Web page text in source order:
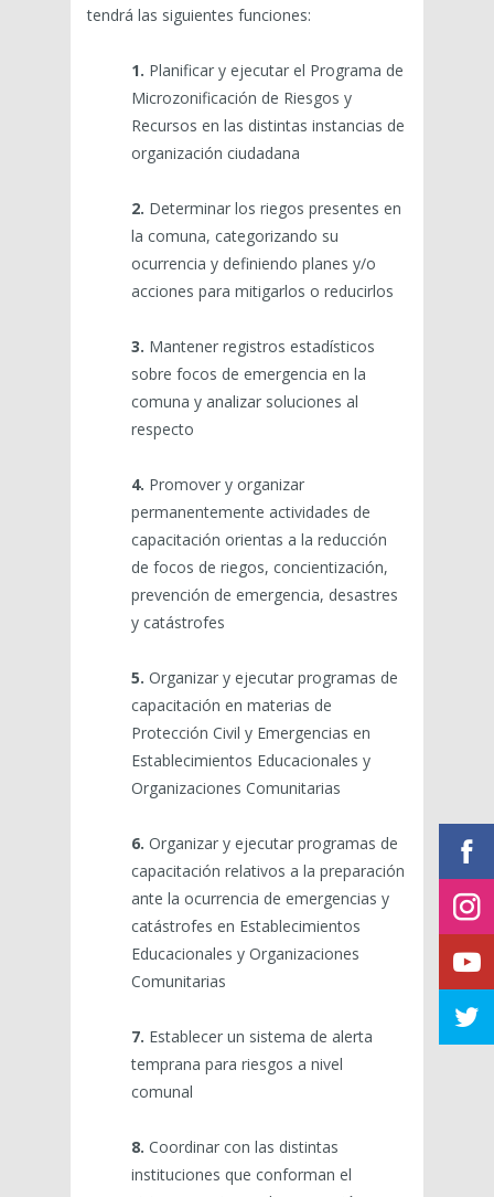
tendrá las siguientes funciones:
1. Planificar y ejecutar el Programa de
Microzonificación de Riesgos y
Recursos en las distintas instancias de
organización ciudadana
2. Determinar los riegos presentes en
la comuna, categorizando su
ocurrencia y definiendo planes y/o
acciones para mitigarlos o reducirlos
3. Mantener registros estadísticos
sobre focos de emergencia en la
comuna y analizar soluciones al
respecto
4. Promover y organizar
permanentemente actividades de
capacitación orientas a la reducción
de focos de riegos, concientización,
prevención de emergencia, desastres
y catástrofes
5. Organizar y ejecutar programas de
capacitación en materias de
Protección Civil y Emergencias en
Establecimientos Educacionales y
Organizaciones Comunitarias
6. Organizar y ejecutar programas de
capacitación relativos a la preparación
ante la ocurrencia de emergencias y
catástrofes en Establecimientos
Educacionales y Organizaciones
Comunitarias
7. Establecer un sistema de alerta
temprana para riesgos a nivel
comunal
8. Coordinar con las distintas
instituciones que conforman el